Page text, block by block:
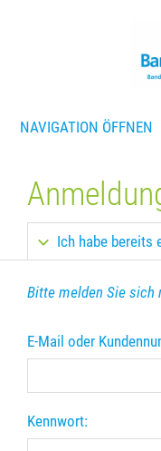
NAVIGATION ÖFFNEN
Ich habe bereits
Bitte melden Sie sich
E-Mail oder
Kennwort: